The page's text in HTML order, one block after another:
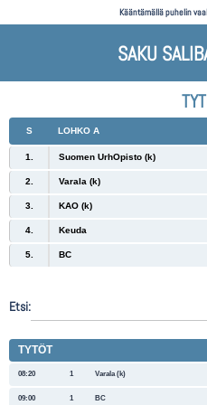
Kääntämällä puhelin
SAKU
S LOHKO A
1. Suomen UrhOpisto (k)
2. Varala (k)
3. KAO (k)
4. Keuda
5. BC
Etsi:
TYTÖT
08:20 1 Varala (k)
09:00 1 BC